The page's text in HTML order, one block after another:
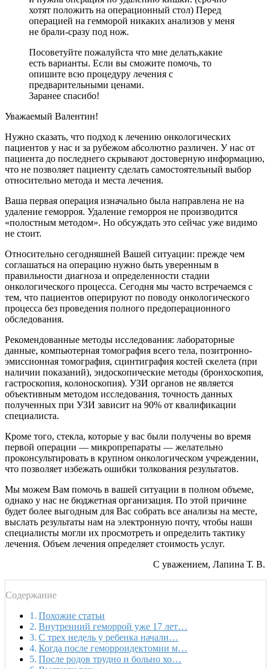
хотят положить на операционный стол) Перед
операцией на гемморой никаких анализов у меня
не брали-сразу под нож.
Посоветуйте пожалуйста что мне делать,какие
есть варианты. Если вы сможите помочь, то
опишите всю процедуру лечения с
предварительными ценами.
Заранее спасибо!
Уважаемый Валентин!
Нужно сказать, что подход к лечению онкологических
пациентов у нас и за рубежом абсолютно различен. У нас от
пациента до последнего скрывают достоверную информацию,
что не позволяет пациенту сделать самостоятельный выбор
относительно метода и места лечения.
Ваша первая операция изначально была направлена не на
удаление геморроя. Удаление геморроя не производится
«полостным методом». Но обсуждать это сейчас уже видимо
не стоит.
Относительно сегодняшней Вашей ситуации: прежде чем
соглашаться на операцию нужно быть уверенным в
правильности диагноза и определенности стадии
онкологического процесса. Сегодня мы часто встречаемся с
тем, что пациентов оперируют по поводу онкологического
процесса без проведения полного предоперационного
обследования.
Рекомендованные методы исследования: лабораторные
данные, компьютерная томография всего тела, позитронно-
эмиссионная томография, сцинтиграфия костей скелета (при
наличии показаний), эндоскопические методы (бронхоскопия,
гастроскопия, колоноскопия). УЗИ органов не является
объективным методом исследования, точность данных
полученных при УЗИ зависит на 90% от квалификации
специалиста.
Кроме того, стекла, которые у вас были получены во время
первой операции — микропрепараты — желательно
проконсультировать в крупном онкологическом учреждении,
что позволяет избежать ошибки толкования результатов.
Мы можем Вам помочь в вашей ситуации в полном объеме,
однако у нас не бюджетная организация. По этой причине
будет более выгодным для Вас собрать все анализы на месте,
выслать результаты нам на электронную почту, чтобы наши
специалисты могли их просмотреть и определить тактику
лечения. Объем лечения определяет стоимость услуг.
С уважением, Лапина Т. В.
Содержание
Похожие статьи
Внутренний геморрой уже 17 лет…
С трех недель у ребенка начали…
Когда после геморроидектомии м…
После родов трудно и больно хо…